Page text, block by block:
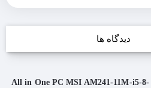
دیدگاه ها
کامپیوتر آل این وان ام اس آی All in One PC MSI AM241-11M-i5-8-